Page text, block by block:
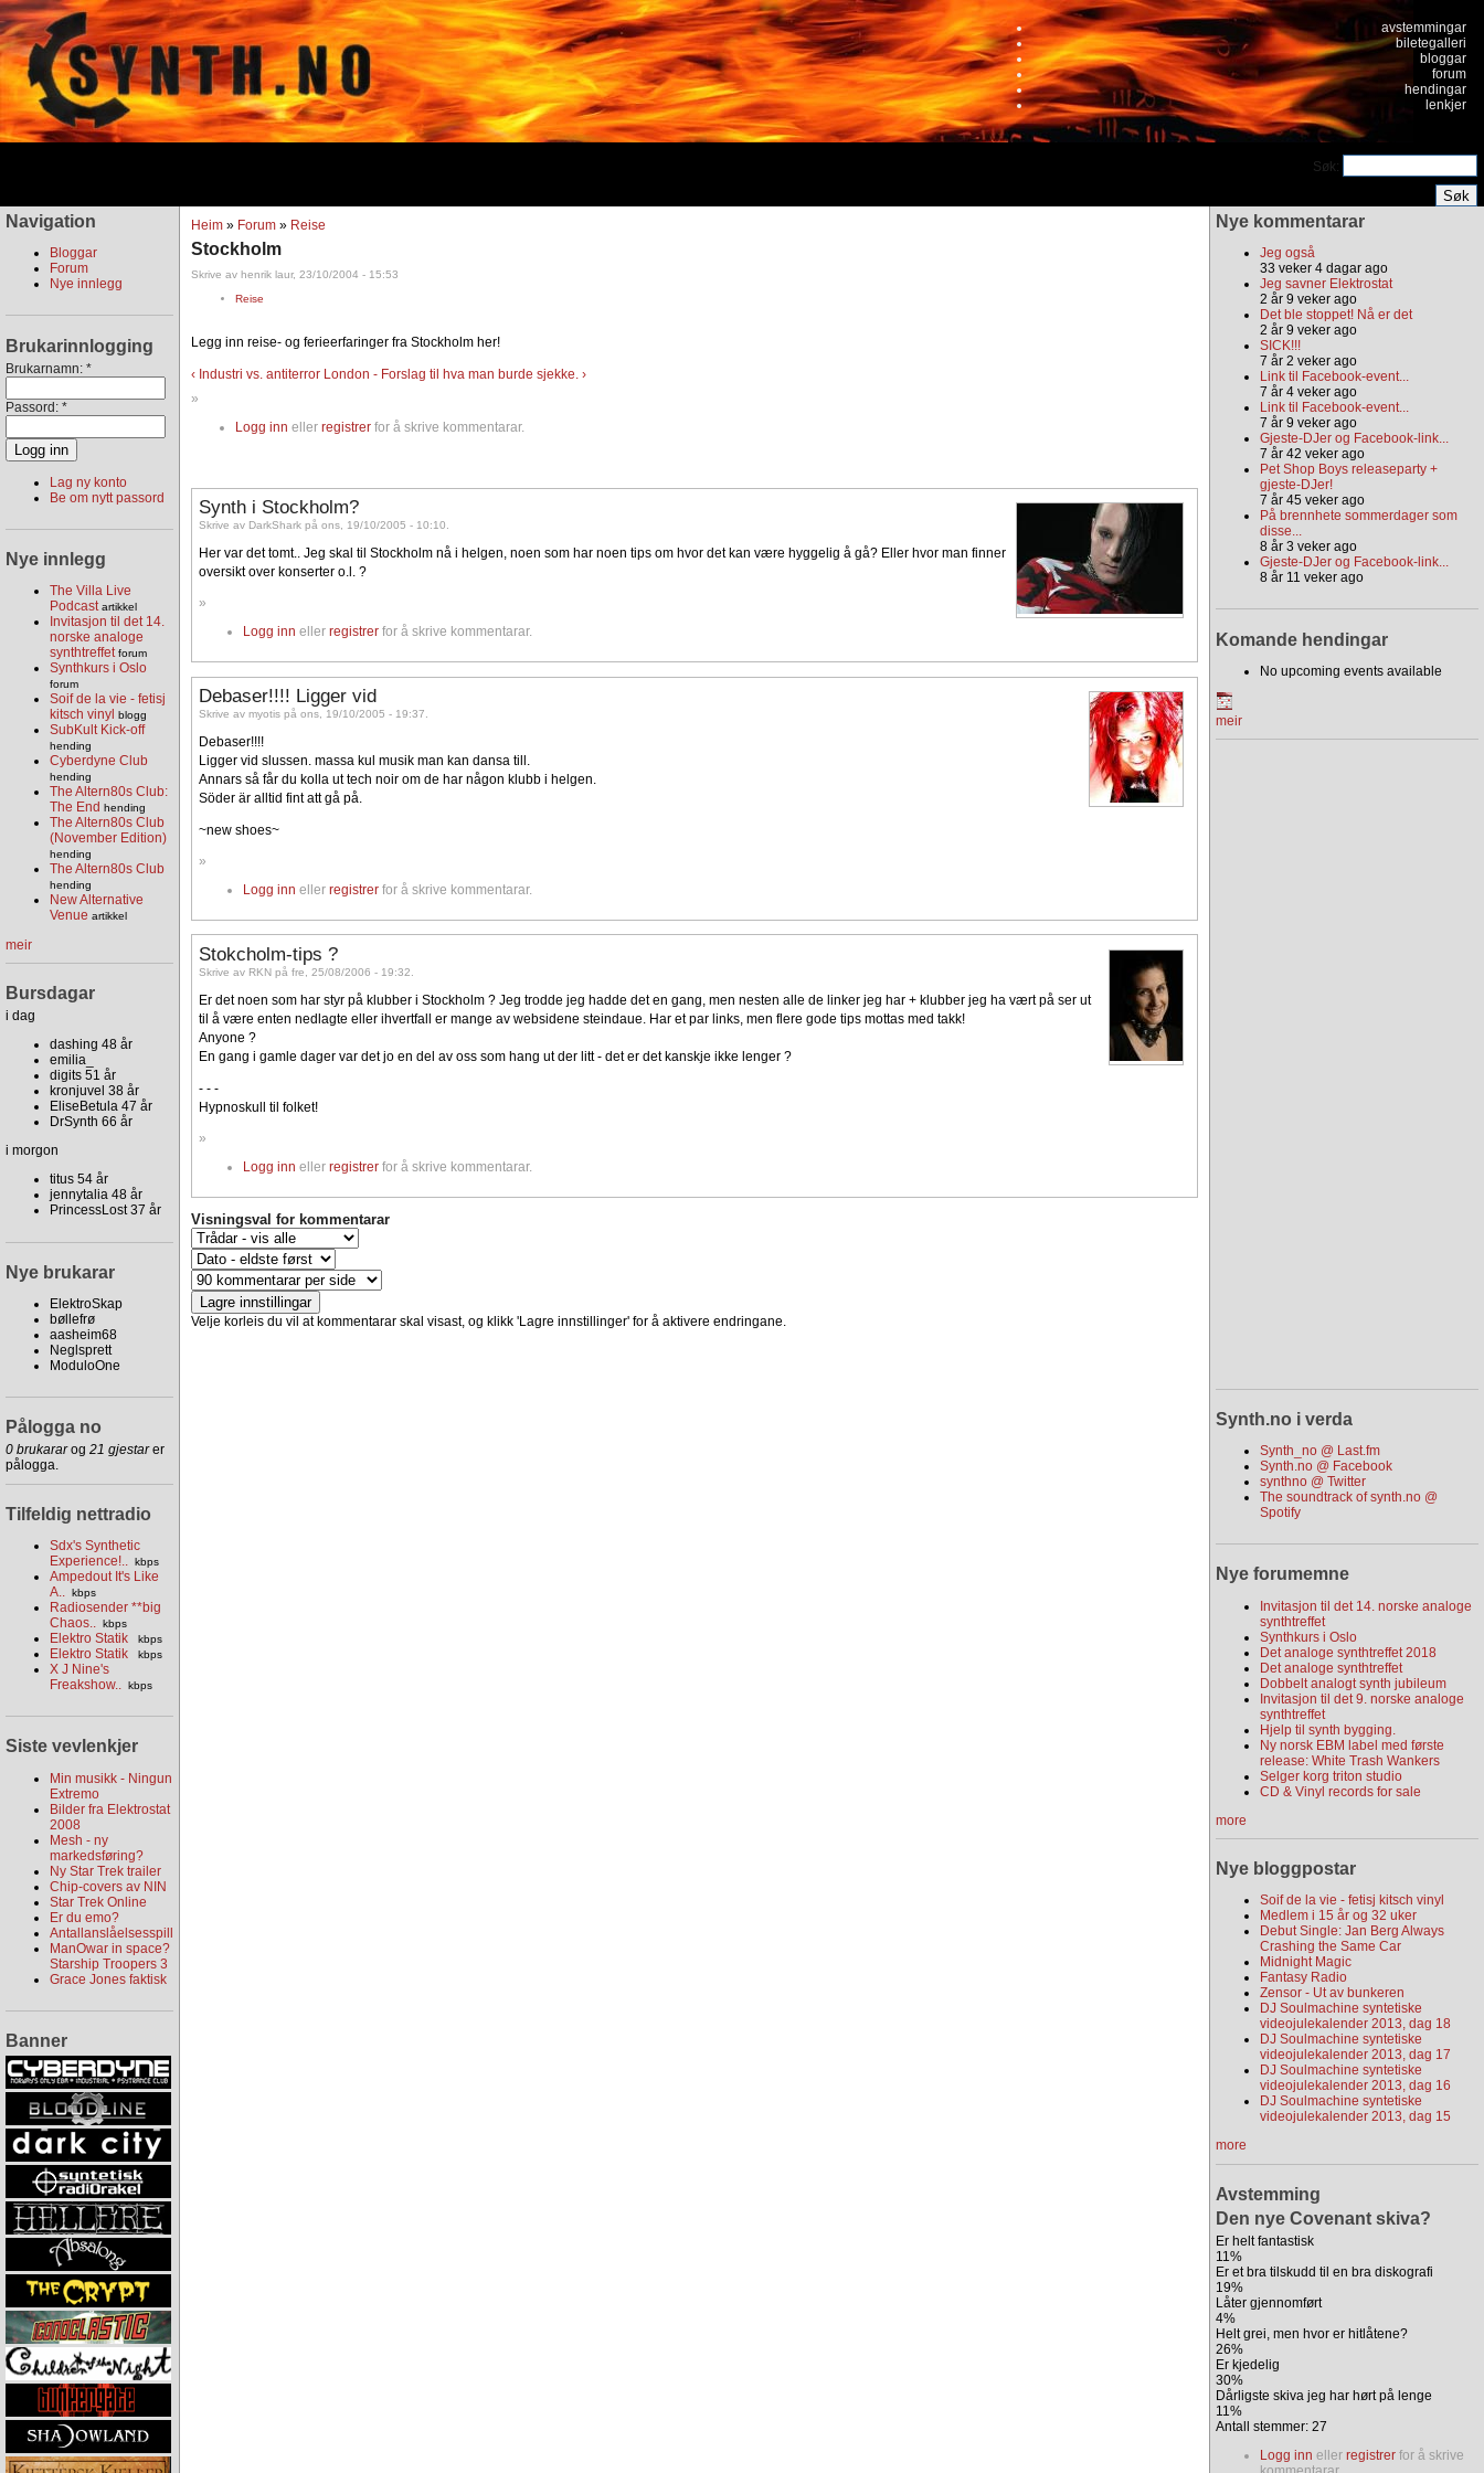
avstemmingar
biletegalleri
bloggar
forum
hendingar
lenkjer
Søk:
Navigation
Bloggar
Forum
Nye innlegg
Brukarinnlogging
Brukarnamn: *
Passord: *
Lag ny konto
Be om nytt passord
Nye innlegg
The Villa Live
Podcastartikkel
Invitasjon til det 14.
norske analoge
synthtreffet forum
Synthkurs i Oslo
forum
Soif de la vie - fetisj
kitsch vinyl
blogg
SubKult Kick-off
hending
Cyberdyne Club
hending
The Altern80s Club:
The End hending
The Altern80s Club
(November Edition)
hending
The Altern80s Club
hending
New Alternative
Venue artikkel
meir
Bursdagar
i dag
dashing 48 år
emilia_
digits 51 år
kronjuvel 38 år
EliseBetula 47 år
DrSynth 66 år
i morgon
titus 54 år
jennytalia 48 år
PrincessLost 37 år
Nye brukarar
ElektroSkap
bøllefrø
aasheim68
Neglsprett
ModuloOne
Pålogga no
0 brukararog 21 gjestarer
pålogga.
Tilfeldig nettradio
Sdx's Synthetic
Experience!.. kbps
Ampedout It's Like
A.. kbps
Radiosender **big
Chaos.. kbps
Elektro Statik kbps
Elektro Statik kbps
X J Nine's
Freakshow.. kbps
Siste vevlenkjer
Min musikk - Ningun
Extremo
Bilder fra Elektrostat
2008
Mesh - ny
markedsføring?
Ny Star Trek trailer
Chip-covers av NIN
Star Trek Online
Er du emo?
Antallanslåelsesspill
ManOwar in space?
Starship Troopers 3
Grace Jones faktisk
Banner
Heim » Forum » Reise
Stockholm
Skrive av henrik laur, 23/10/2004 - 15:53
Reise
Legg inn reise- og ferieerfaringer fra Stockholm her!
‹ Industri vs. antiterror London - Forslag til hva man burde sjekke. ›
»
Logg inn eller registrer for å skrive kommentarar.
Synth i Stockholm?
Skrive av DarkShark på ons, 19/10/2005 - 10:10.
Her var det tomt.. Jeg skal til Stockholm nå i helgen, noen som har noen tips om hvor det kan være hyggelig å gå? Eller hvor man finner
oversikt over konserter o.l. ?
»
Logg inn ellerregistrer for å skrive kommentarar.
Debaser!!!! Ligger vid
Skrive av myotis på ons, 19/10/2005 - 19:37.
Debaser!!!!
Ligger vid slussen. massa kul musik man kan dansa till.
Annars så får du kolla ut tech noir om de har någon klubb i helgen.
Söder är alltid fint att gå på.
~new shoes~
»
Logg inn ellerregistrer for å skrive kommentarar.
Stokcholm-tips ?
Skrive av RKN på fre, 25/08/2006 - 19:32.
Er det noen som har styr på klubber i Stockholm ? Jeg trodde jeg hadde det en gang, men nesten alle de linker jeg har + klubber jeg ha vært på ser ut
til å være enten nedlagte eller ihvertfall er mange av websidene steindaue. Har et par links, men flere gode tips mottas med takk!
Anyone ?
En gang i gamle dager var det jo en del av oss som hang ut der litt - det er det kanskje ikke lenger ?
- - -
Hypnoskull til folket!
»
Logg inn ellerregistrer for å skrive kommentarar.
Visningsval for kommentarar
Velje korleis du vil at kommentarar skal visast, og klikk 'Lagre innstillinger' for å aktivere endringane.
Nye kommentarar
Jeg også
33 veker 4 dagar ago
Jeg savner Elektrostat
2 år 9 veker ago
Det ble stoppet! Nå er det
2 år 9 veker ago
SICK!!!
7 år 2 veker ago
Link til Facebook-event...
7 år 4 veker ago
Link til Facebook-event...
7 år 9 veker ago
Gjeste-DJer og Facebook-link...
7 år 42 veker ago
Pet Shop Boys releaseparty +
gjeste-DJer!
7 år 45 veker ago
På brennhete sommerdager som
disse...
8 år 3 veker ago
Gjeste-DJer og Facebook-link...
8 år 11 veker ago
Komande hendingar
No upcoming events available
meir
Synth.no i verda
Synth_no @ Last.fm
Synth.no @ Facebook
synthno @ Twitter
The soundtrack of synth.no @
Spotify
Nye forumemne
Invitasjon til det 14. norske analoge
synthtreffet
Synthkurs i Oslo
Det analoge synthtreffet 2018
Det analoge synthtreffet
Dobbelt analogt synth jubileum
Invitasjon til det 9. norske analoge
synthtreffet
Hjelp til synth bygging.
Ny norsk EBM label med første
release: White Trash Wankers
Selger korg triton studio
CD & Vinyl records for sale
more
Nye bloggpostar
Soif de la vie - fetisj kitsch vinyl
Medlem i 15 år og 32 uker
Debut Single: Jan Berg Always
Crashing the Same Car
Midnight Magic
Fantasy Radio
Zensor - Ut av bunkeren
DJ Soulmachine syntetiske
videojulekalender 2013, dag 18
DJ Soulmachine syntetiske
videojulekalender 2013, dag 17
DJ Soulmachine syntetiske
videojulekalender 2013, dag 16
DJ Soulmachine syntetiske
videojulekalender 2013, dag 15
more
Avstemming
Den nye Covenant skiva?
Er helt fantastisk
11%
Er et bra tilskudd til en bra diskografi
19%
Låter gjennomført
4%
Helt grei, men hvor er hitlåtene?
26%
Er kjedelig
30%
Dårligste skiva jeg har hørt på lenge
11%
Antall stemmer: 27
Logg inn eller registrer for å skrive